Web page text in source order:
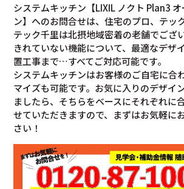
システムキッチン【LIXIL ノクト Plan3
ン】へのお問合せは、住宅のプロ、テッ
テック千里は北摂地域密着の老舗でござ
きれていない機能について、最適なデザ
置工事まで…すべてご対応可能です。
システムキッチンはお客様のご自宅に合
マイズも可能です。お気に入りのデザイ
ましたら、そちらをベースにそれぞれに
せていただきますので、まずはお気軽に
さい！